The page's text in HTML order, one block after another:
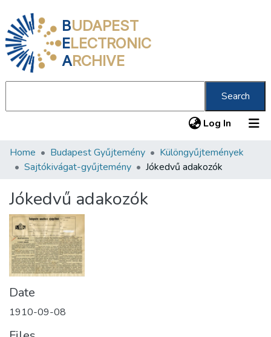
BUDAPEST
ELECTRONIC
ARCHIVE
Search
Log In (current)
Communities & Collections
Statistics
About us
Home Budapest Gyűjtemény
Különgyűjtemények
Sajtókivágat-gyűjtemény
Jókedvű adakozók
Jókedvű adakozók
Date
1910-09-08